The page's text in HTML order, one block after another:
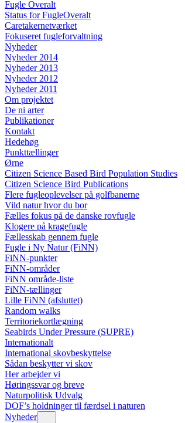
Fugle Overalt
Status for FugleOveralt
Caretakernetværket
Fokuseret fugleforvaltning
Nyheder
Nyheder 2014
Nyheder 2013
Nyheder 2012
Nyheder 2011
Om projektet
De ni arter
Publikationer
Kontakt
Hedehøg
Punkttællinger
Ørne
Citizen Science Based Bird Population Studies
Citizen Science Bird Publications
Flere fugleoplevelser på golfbanerne
Vild natur hvor du bor
Fælles fokus på de danske rovfugle
Klogere på kragefugle
Fællesskab gennem fugle
Fugle i Ny Natur (FiNN)
FiNN-punkter
FiNN-områder
FiNN område-liste
FiNN-tællinger
Lille FiNN (afsluttet)
Random walks
Territoriekortlægning
Seabirds Under Pressure (SUPRE)
Internationalt
International skovbeskyttelse
Sådan beskytter vi skov
Her arbejder vi
Høringssvar og breve
Naturpolitisk Udvalg
DOF’s holdninger til færdsel i naturen
Nyheder